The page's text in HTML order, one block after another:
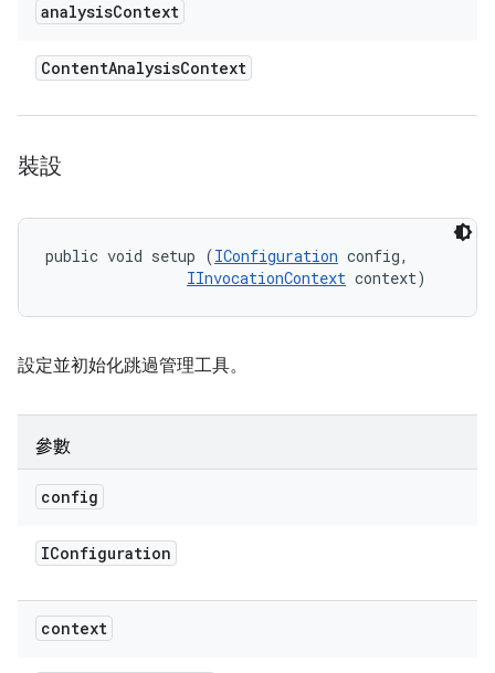
analysisContext
ContentAnalysisContext
裝設
public void setup (IConfiguration config,
IInvocationContext context)
設定並初始化跳過管理工具。
參數
config
IConfiguration
context